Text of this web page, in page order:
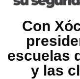
Con
escuelas
y las